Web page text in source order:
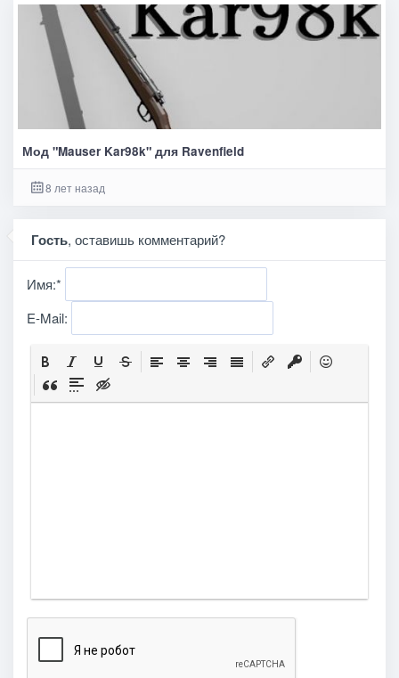
Мод "Mauser Kar98k" для Ravenfield
8 лет назад
Гость, оставишь комментарий?
Имя:*
E-Mail: